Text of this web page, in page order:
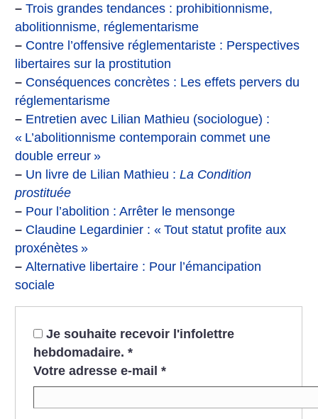
– Trois grandes tendances : prohibitionnisme,
abolitionnisme, réglementarisme
– Contre l’offensive réglementariste : Perspectives
libertaires sur la prostitution
– Conséquences concrètes : Les effets pervers du
réglementarisme
– Entretien avec Lilian Mathieu (sociologue) :
« L’abolitionnisme contemporain commet une
double erreur »
– Un livre de Lilian Mathieu :La Condition
prostituée
– Pour l’abolition : Arrêter le mensonge
– Claudine Legardinier : « Tout statut profite aux
proxénètes »
– Alternative libertaire : Pour l’émancipation
sociale
Je souhaite recevoir l'infolettre
hebdomadaire. *
Votre adresse e-mail *